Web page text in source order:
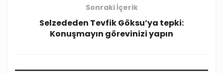
Sonraki İçerik
Selzededen Tevfik Göksu’ya tepki:
Konuşmayın görevinizi yapın